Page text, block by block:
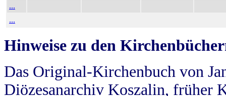
...
...
Hinweise zu den
Das Original-Kirchenbuch von
Diözesanarchiv Koszalin, früher